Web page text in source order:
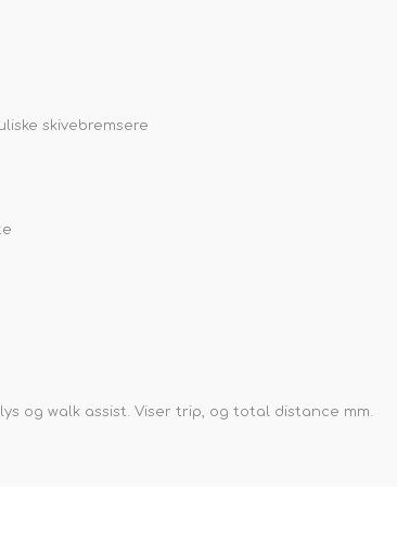
skivebremsere
og walk assist. Viser trip, og total distance mm.